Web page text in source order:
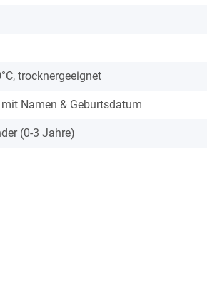
trocknergeeignet
Namen & Geburtsdatum
(0-3 Jahre)